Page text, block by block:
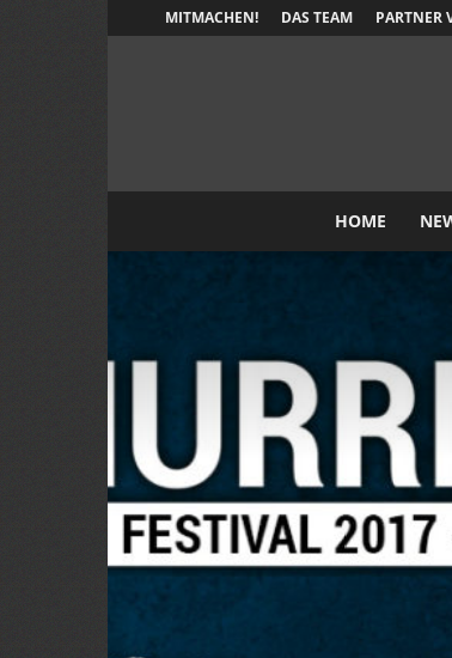
MITMACHEN! DAS TEAM PARTNER
HOME